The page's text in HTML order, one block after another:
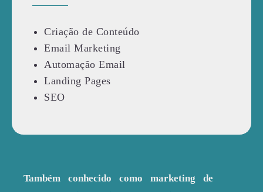
Criação de Conteúdo
Email Marketing
Automação Email
Landing Pages
SEO
Também conhecido como marketing de